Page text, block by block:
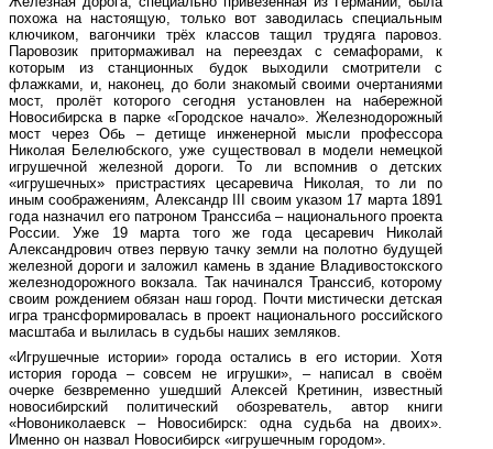
похожа на настоящую, только вот заводилась специальным
ключиком, вагончики трёх классов тащил трудяга паровоз.
Паровозик притормаживал на переездах с семафорами, к
которым из станционных будок выходили смотрители с
флажками, и, наконец, до боли знакомый своими очертаниями
мост, пролёт которого сегодня установлен на набережной
Новосибирска в парке «Городское начало». Железнодорожный
мост через Обь – детище инженерной мысли профессора
Николая Белелюбского, уже существовал в модели немецкой
игрушечной железной дороги. То ли вспомнив о детских
«игрушечных» пристрастиях цесаревича Николая, то ли по
иным соображениям, Александр
своим указом 17 марта 1891
года назначил его патроном Транссиба – национального проекта
России. Уже 19 марта того же года цесаревич Николай
Александрович отвез первую тачку земли на полотно будущей
железной дороги и заложил камень в здание Владивостокского
железнодорожного вокзала. Так начинался Транссиб, которому
своим рождением обязан наш город. Почти мистически детская
игра трансформировалась в проект национального российского
масштаба и вылилась в судьбы наших земляков.
«Игрушечные истории» города остались в его истории. Хотя
история города – совсем не игрушки», – написал в своём
очерке безвременно ушедший Алексей Кретинин, известный
новосибирский политический обозреватель, автор книги
«Новониколаевск – Новосибирск: одна судьба на двоих».
Именно он назвал Новосибирск «игрушечным городом».